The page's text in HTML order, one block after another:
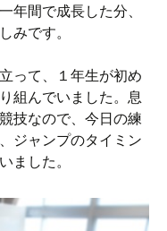
年間で成長した分、
みです。
って、１年生が初め
組んでいました。息
技なので、今日の練
ジャンプのタイミン
ました。